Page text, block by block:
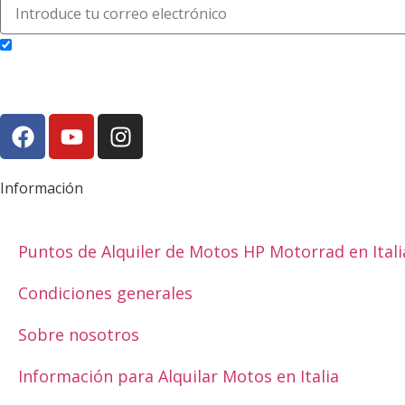
Información
Puntos de Alquiler de Motos HP Motorrad en
Condiciones generales
Sobre nosotros
Información para Alquilar Motos en Italia